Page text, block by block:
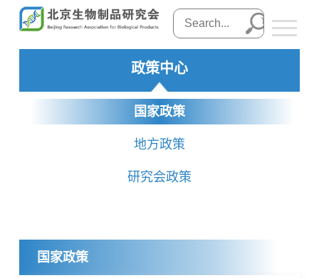
政策中心
国家政策
地方政策
研究会政策
国家政策